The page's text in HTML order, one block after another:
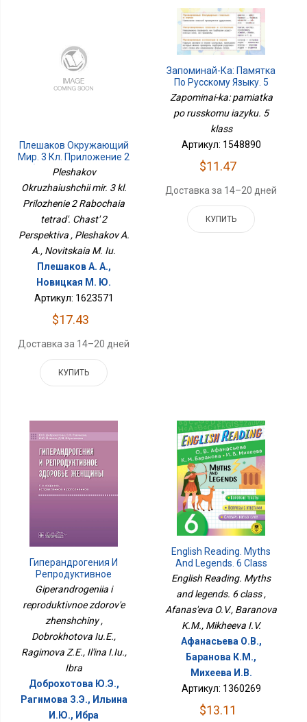
Плешаков Окружающий
Мир. 3 Кл. Приложение 2
Рабочая Тетрадь. Часть
Pleshakov
Okruzhaiushchii mir. 3 kl.
Prilozhenie 2 Rabochaia
tetrad'. Chast' 2
Perspektiva , Pleshakov A.
A., Novitskaia M. Iu.
Плешаков А. А.,
Новицкая М. Ю.
Артикул: 1623571
$17.43
Доставка за 14–20 дней
КУПИТЬ
Запоминай-Ка: Памятка
По Русскому Языку. 5
Класс
Zapominai-ka: pamiatka
po russkomu iazyku. 5
klass
Артикул: 1548890
$11.47
Доставка за 14–20 дней
КУПИТЬ
Гиперандрогения И
Репродуктивное
Здоровье Женщины
Giperandrogeniia i
reproduktivnoe zdorov'e
zhenshchiny ,
Dobrokhotova Iu.E.,
Ragimova Z.E., Il'ina I.Iu.,
Ibra
Доброхотова Ю.Э.,
Рагимова З.Э., Ильина
И.Ю., Ибра
English Reading. Myths
And Legends. 6 Class
English Reading. Myths
and legends. 6 class ,
Afanas'eva O.V., Baranova
K.M., Mikheeva I.V.
Афанасьева О.В.,
Баранова К.М.,
Михеева И.В.
Артикул: 1360269
$13.11